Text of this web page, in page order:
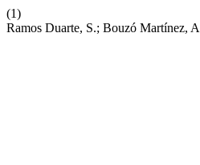
(1)
Ramos Duarte, S.; Bouzó Martínez,